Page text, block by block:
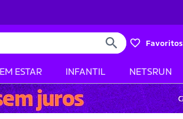
Favoritos
ESTAR INFANTIL NETSRUN